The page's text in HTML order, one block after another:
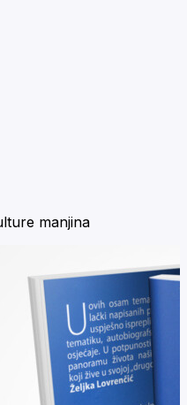
manjina